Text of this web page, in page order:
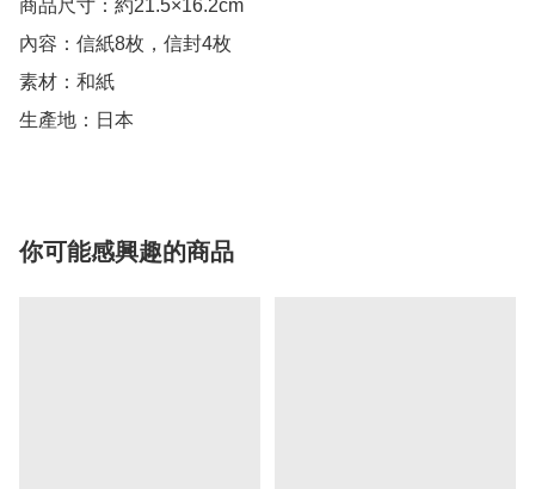
商品尺寸：約21.5×16.2cm
內容：信紙8枚，信封4枚
素材：和紙
生產地：日本
你可能感興趣的商品